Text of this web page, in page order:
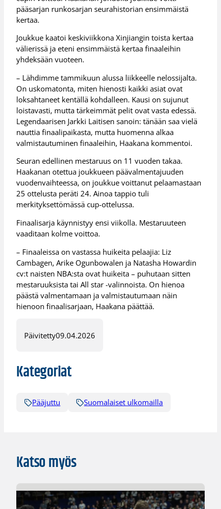
pääsarjan runkosarjan seurahistorian ensimmäistä
kertaa.
Joukkue kaatoi keskiviikkona Xinjiangin toista kertaa
välierissä ja eteni ensimmäistä kertaa finaaleihin
yhdeksään vuoteen.
– Lähdimme tammikuun alussa liikkeelle nelossijalta.
On uskomatonta, miten hienosti kaikki asiat ovat
loksahtaneet kentällä kohdalleen. Kausi on sujunut
loistavasti, mutta tärkeimmät pelit ovat vasta edessä.
Legendaarisen Jarkki Laitisen sanoin: tänään saa vielä
nauttia finaalipaikasta, mutta huomenna alkaa
valmistautuminen finaaleihin, Haakana kommentoi.
Seuran edellinen mestaruus on 11 vuoden takaa.
Haakanan otettua joukkueen päävalmentajuuden
vuodenvaihteessa, on joukkue voittanut pelaamastaan
25 ottelusta peräti 24. Ainoa tappio tuli
merkityksettömässä cup-ottelussa.
Finaalisarja käynnistyy ensi viikolla. Mestaruuteen
vaaditaan kolme voittoa.
– Finaaleissa on vastassa huikeita pelaajia: Liz
Cambagen, Arike Ogunbowalen ja Natasha Howardin
cv:t naisten NBA:sta ovat huikeita – puhutaan sitten
mestaruuksista tai All star -valinnoista. On hienoa
päästä valmentamaan ja valmistautumaan näin
hienoon finaalisarjaan, Haakana päättää.
Päivitetty09.04.2026
Kategoriat
Pääjuttu Suomalaiset ulkomailla
Katso myös